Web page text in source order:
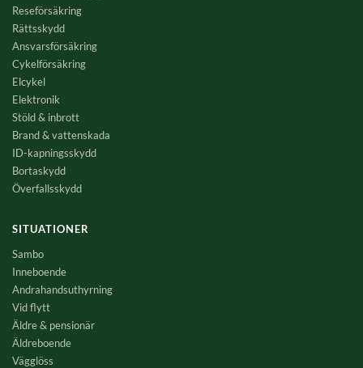
Reseförsäkring
Rättsskydd
Ansvarsförsäkring
Cykelförsäkring
Elcykel
Elektronik
Stöld & inbrott
Brand & vattenskada
ID-kapningsskydd
Bortaskydd
Överfallsskydd
SITUATIONER
Sambo
Inneboende
Andrahandsuthyrning
Vid flytt
Äldre & pensionär
Äldreboende
Vägglöss